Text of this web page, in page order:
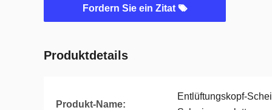
Fordern Sie ein Zitat
Produktdetails
Produkt-Name:
Entlüftungskopf-